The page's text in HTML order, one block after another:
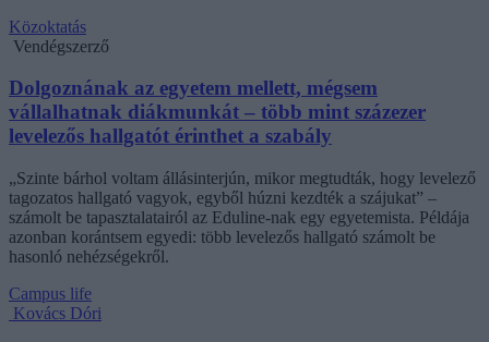
Közoktatás
Vendégszerző
Dolgoznának az egyetem mellett, mégsem
vállalhatnak diákmunkát – több mint százezer
levelezős hallgatót érinthet a szabály
„Szinte bárhol voltam állásinterjún, mikor megtudták, hogy levelező
tagozatos hallgató vagyok, egyből húzni kezdték a szájukat” –
számolt be tapasztalatairól az Eduline-nak egy egyetemista. Példája
azonban korántsem egyedi: több levelezős hallgató számolt be
hasonló nehézségekről.
Campus life
Kovács Dóri